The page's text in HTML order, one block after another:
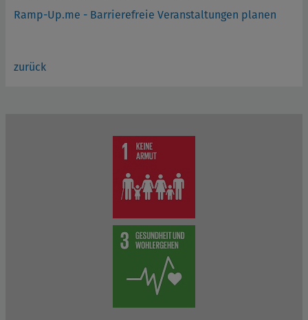
Ramp-Up.me - Barrierefreie Veranstaltungen planen
zurück